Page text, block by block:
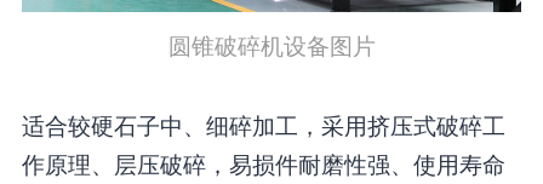
圆锥破碎机设备图片
适合较硬石子中、细碎加工，采用挤压式破碎工
作原理、层压破碎，易损件耐磨性强、使用寿命